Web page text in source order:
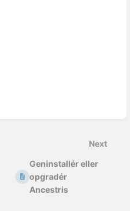
Next
Geninstallér eller
opgradér
Ancestris